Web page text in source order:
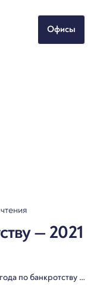
Офисы
— 2021
по банкротству —